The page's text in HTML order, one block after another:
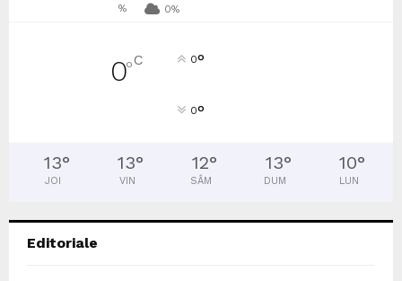
% 0%
0°C 0°
0°
13°
JOI
13°
VIN
12°
SÂM
13°
DUM
10°
LUN
Editoriale